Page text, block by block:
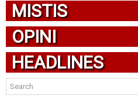
MISTIS
OPINI
HEADLINES